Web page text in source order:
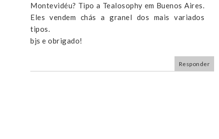
Montevidéu? Tipo a Tealosophy em Buenos Aires.
Eles vendem chás a granel dos mais variados
tipos.
bjs e obrigado!
Responder